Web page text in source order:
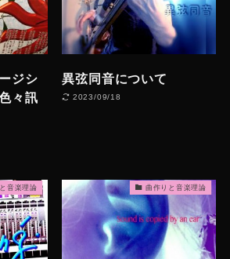
ジシ
々訊
異弦同音について
2023/09/18
音楽理論 曲作りと音楽理論